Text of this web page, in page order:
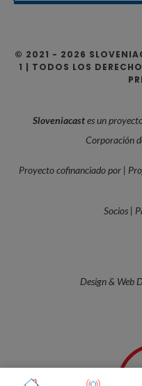
© 2021 - 2026
1 | TODOS LOS
Sloveniacastes un
Corporación
Proyecto cofinanciado por |
Socios |
Design & Web